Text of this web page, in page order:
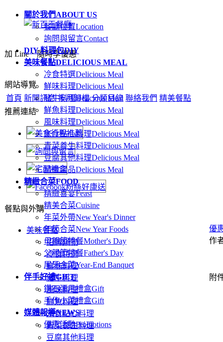
關於我們ABOUT US
餐廳位置Location
詢問與留言Contact
DIY 料理包DIY
美味餐點DELICIOUS MEAL
冷食特選Delicious Meal
鮮味料理Delicious Meal
豬牛料理Delicious Meal
鮮魚料理Delicious Meal
風味料理Delicious Meal
米食點心料理Delicious Meal
青菜養生料理Delicious Meal
豆腐其他料理Delicious Meal
精緻湯品Delicious Meal
精緻合菜FOOD
精緻喜宴Feast
精美合菜Cuisine
年菜外帶New Year's Dinner
年節合菜New Year Foods
母親節特餐Mother's Day
父親節特餐Father's Day
尾牙合菜Year-End Banquet
伴手好禮GIFT
鑽石彌月禮盒Gift
手作小菜禮盒Gift
媒體報導NEWS
優惠活動Promotions
加 Line．隨時享優惠
網站導覽
首頁 新聞訊息 按月歸檔 分類目錄 聯絡我們 精美餐點
推薦連結
餐點與外購
美味餐點
招牌鍋物
冷食特選
鮮味料理
豬牛料理
風味料理
鮮魚料理
米食點心料理
青菜養生料理
豆腐其他料理
優
作
附